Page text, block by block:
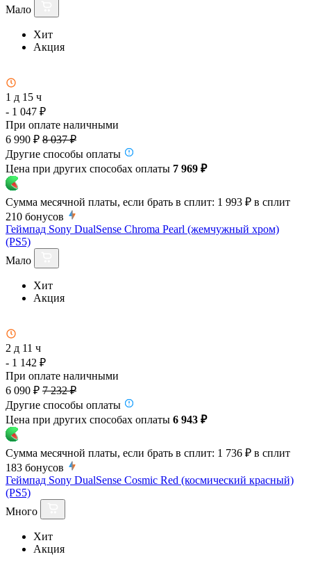
Мало
Хит
Акция
1 д 15 ч
- 1 047 ₽
При оплате наличными
6 990 ₽ 8 037 ₽
Другие способы оплаты
Цена при других способах оплаты 7 969 ₽
Сумма месячной платы, если брать в сплит: 1 993 ₽ в сплит
210 бонусов
Геймпад Sony DualSense Chroma Pearl (жемчужный хром)
(PS5)
Мало
Хит
Акция
2 д 11 ч
- 1 142 ₽
При оплате наличными
6 090 ₽ 7 232 ₽
Другие способы оплаты
Цена при других способах оплаты 6 943 ₽
Сумма месячной платы, если брать в сплит: 1 736 ₽ в сплит
183 бонусов
Геймпад Sony DualSense Cosmic Red (космический красный)
(PS5)
Много
Хит
Акция